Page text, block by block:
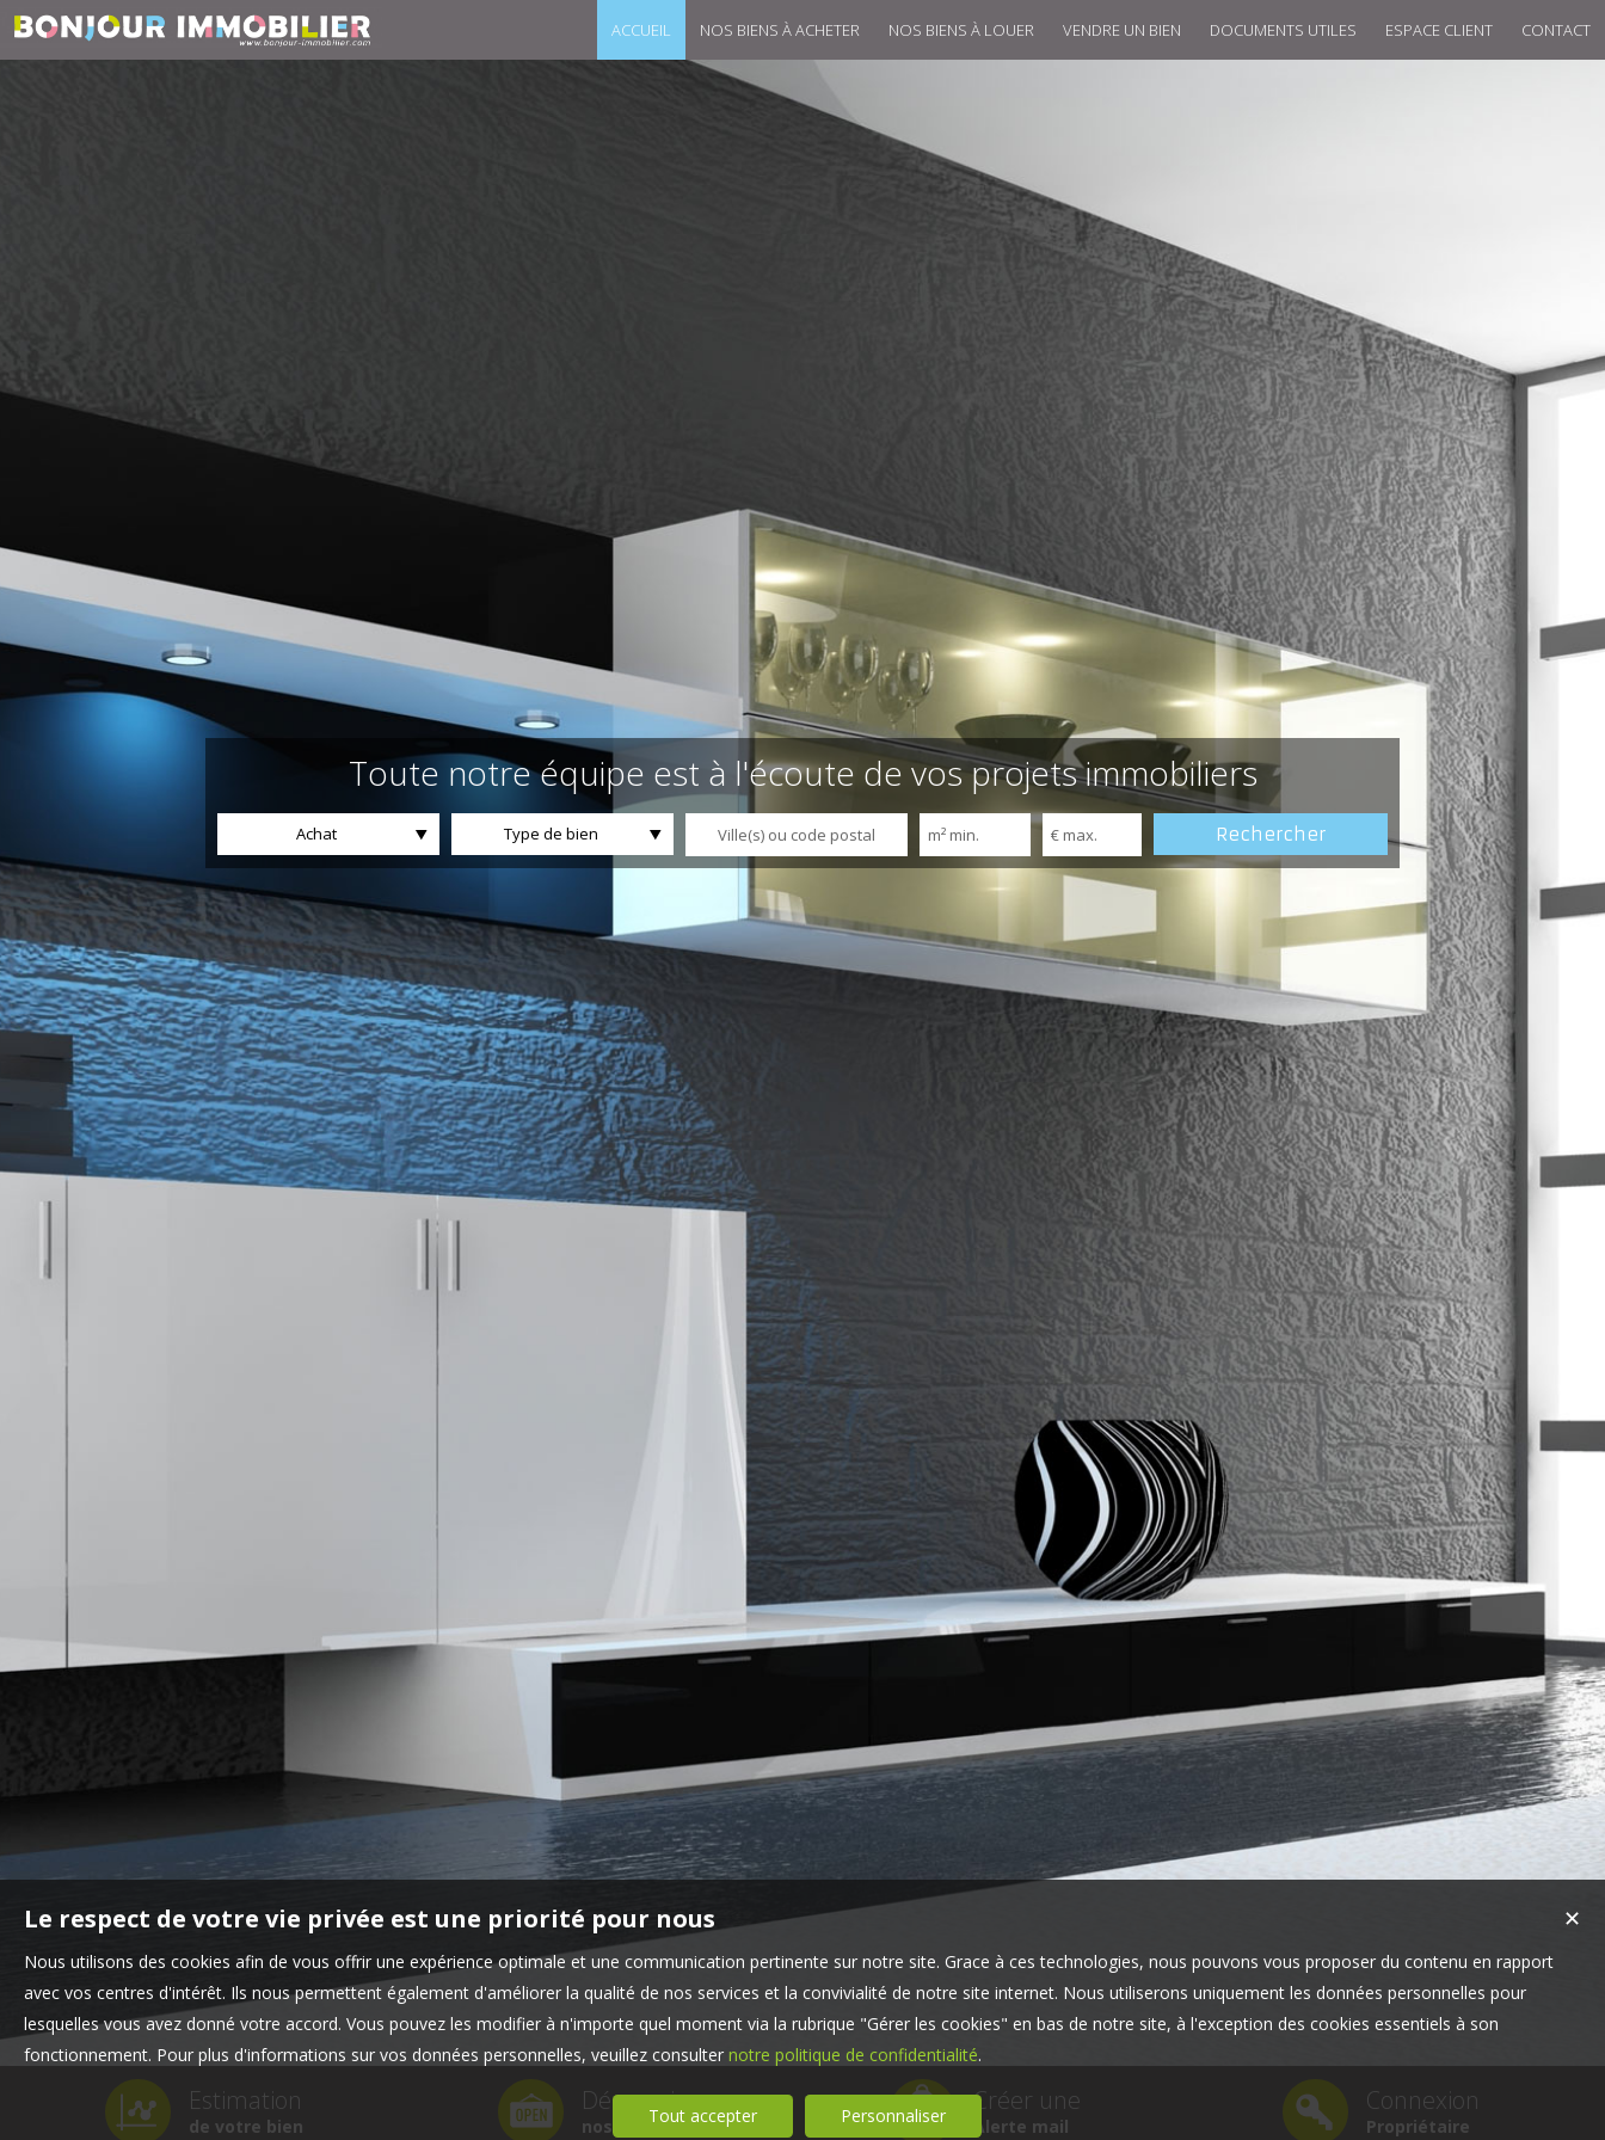
ACCUEIL NOS BIENS À ACHETER NOS BIENS À LOUER VENDRE UN BIEN DOCUMENTS UTILES ESPACE CLIENT CONTACT
Toute notre équipe est à l'écoute de vos projets immobiliers
Achat Type de bien
Estimation
de votre bien
Découvrir
nos services
Créer une
Alerte mail
Connexion
Propriétaire
✕
Le respect de votre vie privée est une priorité pour nous
Nous utilisons des cookies afin de vous offrir une expérience optimale et une communication pertinente sur notre site. Grace à ces technologies, nous pouvons vous proposer du contenu en rapport
avec vos centres d'intérêt. Ils nous permettent également d'améliorer la qualité de nos services et la convivialité de notre site internet. Nous utiliserons uniquement les données personnelles pour
lesquelles vous avez donné votre accord. Vous pouvez les modifier à n'importe quel moment via la rubrique "Gérer les cookies" en bas de notre site, à l'exception des cookies essentiels à son
fonctionnement. Pour plus d'informations sur vos données personnelles, veuillez consulter notre politique de confidentialité.
Tout accepter Personnaliser